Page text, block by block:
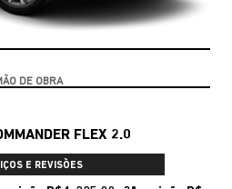
FLEX 2.0
E REVISÕES